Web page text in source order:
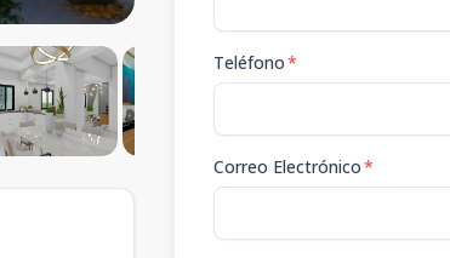
Teléfono*
Correo Electrónico*